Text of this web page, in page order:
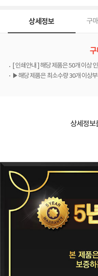
상세정보 구
[ 인쇄안내 ] 해당 제품은 50개 이상
▶해당 제품은 최소수량 30개 이상
상세정보